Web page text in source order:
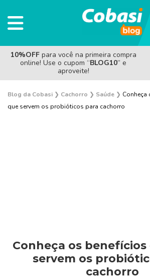
10%OFF para você na primeira compra
online! Use o cupom “BLOG10” e
aproveite!
Blog da Cobasi ❯ Cachorro ❯ Saúde ❯ Conheça
que servem os probióticos para cachorro
Alimentação
Conheça os benefícios
servem os
cachorro